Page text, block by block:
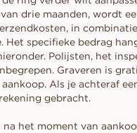
drie maanden, wordt
in
Het specifieke bedrag
Polijsten, het
Graveren is
Als je achteraf
gebracht.
het moment van